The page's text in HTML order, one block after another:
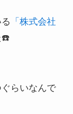
「株式会社
☎️
らいなんで